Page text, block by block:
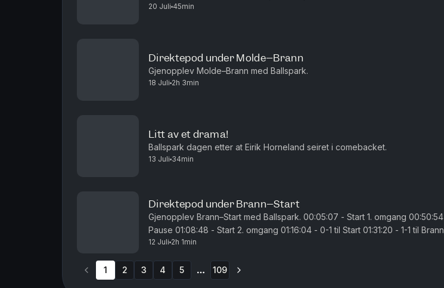
20 Juli 45min
Direktepod under Molde–Brann
Gjenopplev Molde–Brann med Ballspark.
18 Juli 2h 3min
Litt av et drama!
Ballspark dagen etter at Eirik Horneland seiret i comebacket.
13 Juli 34min
Direktepod under Brann–Start
Gjenopplev Brann–Start med Ballspark. 00:05:07 - Start 1. omgang 00:50:54 -
Pause 01:08:48 - Start 2. omgang 01:16:04 - 0-1 til Start 01:31:20 - 1-1 til Brann
01:53:09 - 2-1 til Brann
12 Juli 2h 1min
1 2 3 4 5 109